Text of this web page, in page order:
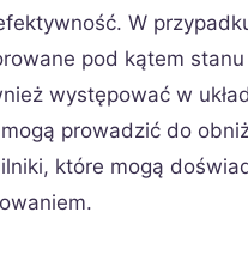
W
pod kątem
występować w
prowadzić do
które mogą